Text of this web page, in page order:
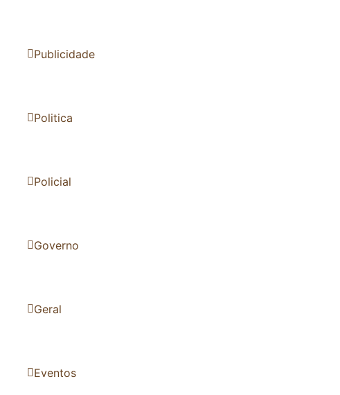
Publicidade
Politica
Policial
Governo
Geral
Eventos